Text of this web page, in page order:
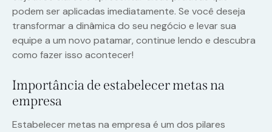
podem ser aplicadas imediatamente. Se você deseja
transformar a dinâmica do seu negócio e levar sua
equipe a um novo patamar, continue lendo e descubra
como fazer isso acontecer!
Importância de estabelecer metas na
empresa
Estabelecer metas na empresa é um dos pilares